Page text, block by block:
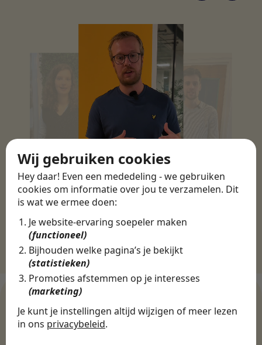
Wij gebruiken cookies
Hey daar! Even een mededeling - we gebruiken
cookies om informatie over jou te verzamelen. Dit
is wat we ermee doen:
Je website-ervaring soepeler maken
(functioneel)
Bijhouden welke pagina’s je bekijkt
(statistieken)
Promoties afstemmen op je interesses
(marketing)
Je kunt je instellingen altijd wijzigen of meer lezen
in ons privacybeleid.
WERKGEVERS